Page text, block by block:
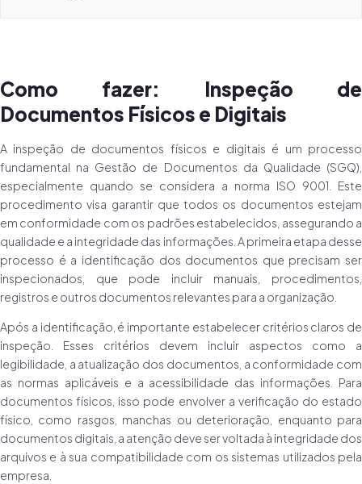
Como fazer: Inspeção de
Documentos Físicos e Digitais
A inspeção de documentos físicos e digitais é um processo
fundamental na Gestão de Documentos da Qualidade (SGQ),
especialmente quando se considera a norma ISO 9001. Este
procedimento visa garantir que todos os documentos estejam
em conformidade com os padrões estabelecidos, assegurando a
qualidade e a integridade das informações. A primeira etapa desse
processo é a identificação dos documentos que precisam ser
inspecionados, que pode incluir manuais, procedimentos,
registros e outros documentos relevantes para a organização.
Após a identificação, é importante estabelecer critérios claros de
inspeção. Esses critérios devem incluir aspectos como a
legibilidade, a atualização dos documentos, a conformidade com
as normas aplicáveis e a acessibilidade das informações. Para
documentos físicos, isso pode envolver a verificação do estado
físico, como rasgos, manchas ou deterioração, enquanto para
documentos digitais, a atenção deve ser voltada à integridade dos
arquivos e à sua compatibilidade com os sistemas utilizados pela
empresa.